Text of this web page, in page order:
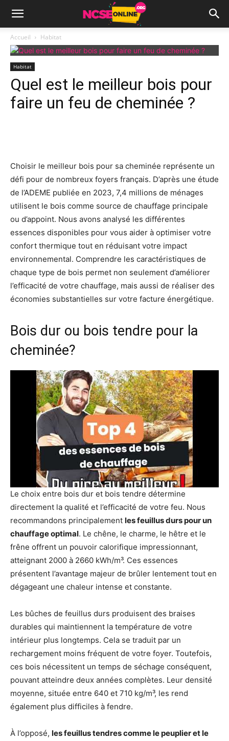
Accueil Habitat
Habitat
Quel est le meilleur bois pour
faire un feu de cheminée ?
Choisir le meilleur bois pour sa cheminée représente un
défi pour de nombreux foyers français. D’après une étude
de l’ADEME publiée en 2023, 7,4 millions de ménages
utilisent le bois comme source de chauffage principale
ou d’appoint. Nous avons analysé les différentes
essences disponibles pour vous aider à optimiser votre
confort thermique tout en réduisant votre impact
environnemental. Comprendre les caractéristiques de
chaque type de bois permet non seulement d’améliorer
l’efficacité de votre chauffage, mais aussi de réaliser des
économies substantielles sur votre facture énergétique.
Bois dur ou bois tendre pour la
cheminée?
Le choix entre bois dur et bois tendre détermine
directement la qualité et l’efficacité de votre feu. Nous
recommandons principalement les feuillus durs pour un
chauffage optimal. Le chêne, le charme, le hêtre et le
frêne offrent un pouvoir calorifique impressionnant,
atteignant 2000 à 2660 kWh/m³. Ces essences
présentent l’avantage majeur de brûler lentement tout en
dégageant une chaleur intense et constante.
Les bûches de feuillus durs produisent des braises
durables qui maintiennent la température de votre
intérieur plus longtemps. Cela se traduit par un
rechargement moins fréquent de votre foyer. Toutefois,
ces bois nécessitent un temps de séchage conséquent,
pouvant atteindre deux années complètes. Leur densité
moyenne, située entre 640 et 710 kg/m³, les rend
également plus difficiles à fendre.
À l’opposé, les feuillus tendres comme le peuplier et le